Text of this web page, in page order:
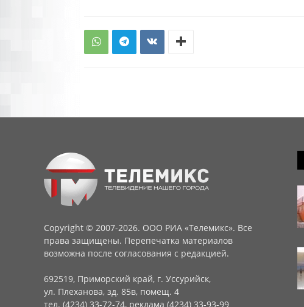
Copyright © 2007-2026. ООО РИА «Телемикс». Все
права защищены. Перепечатка материалов
возможна после согласования с редакцией.
692519, Приморский край, г. Уссурийск,
ул. Плеханова, зд. 85в, помещ. 4
тел. (4234) 33-72-74, реклама (4234) 33-93-99